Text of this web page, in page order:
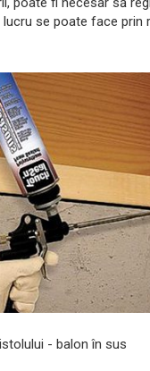
se poate face prin
- balon în sus